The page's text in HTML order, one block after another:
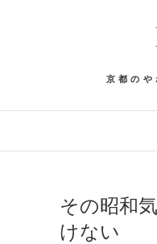
京都の
その昭和
けない